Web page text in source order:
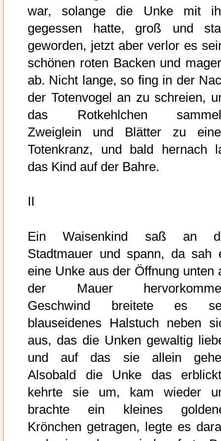
war, solange die Unke mit
gegessen hatte, groß und
geworden, jetzt aber verlor es
schönen roten Backen und
ab. Nicht lange, so fing in der
der Totenvogel an zu schreien,
das Rotkehlchen
Zweiglein und Blätter zu
Totenkranz, und bald hernach
das Kind auf der Bahre.
II
Ein Waisenkind saß an
Stadtmauer und spann, da sah
eine Unke aus der Öffnung unten
der Mauer
Geschwind breitete es
blauseidenes Halstuch neben
aus, das die Unken gewaltig
und auf das sie allein
Alsobald die Unke das
kehrte sie um, kam wieder
brachte ein kleines
Krönchen getragen, legte es